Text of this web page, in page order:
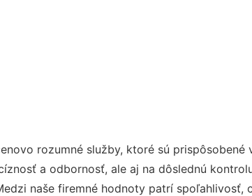
rozumné služby, ktoré sú prispôsobené
a odbornosť, ale aj na dôslednú
naše firemné hodnoty patrí spoľahlivosť,